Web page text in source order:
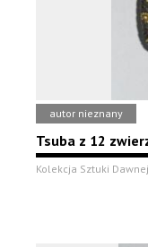
autor nieznany
Tsuba z 12
Kolekcja Sztuki Dawnej